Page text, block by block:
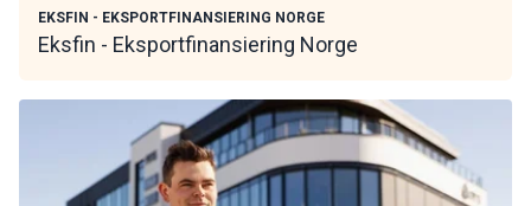
EKSFIN - EKSPORTFINANSIERING NORGE
Eksfin - Eksportfinansiering Norge